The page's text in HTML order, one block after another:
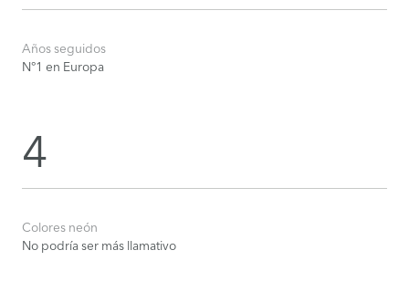
Años seguidos
N°1 en Europa
4
Colores neón
No podría ser más llamativo